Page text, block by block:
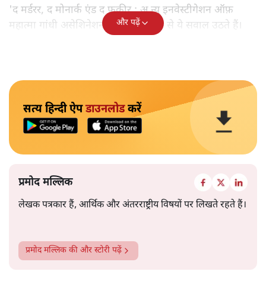
'द मर्डरर, द मोनार्क एंड द फ़कीर : अ न्यू इनवेस्टीगेशन ऑफ़
महात्मा गांधी असेशिनेशन' नामक किताब से ये सवाल उठते हैं।
और पढ़ें
सत्य हिन्दी ऐपडाउनलोडकरें
प्रमोद मल्लिक
लेखक पत्रकार हैं, आर्थिक और अंतरराष्ट्रीय विषयों पर लिखते रहते हैं।
प्रमोद मल्लिक की और स्टोरी पढ़ें